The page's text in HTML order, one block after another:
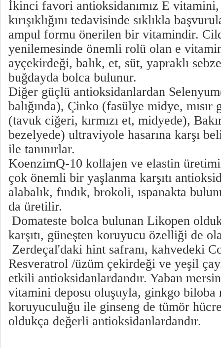
İkinci favori antioksidanımız E
kırışıklığını tedavisinde sıklıkla
ampul formu önerilen bir vitamindir.
yenilemesinde önemli rolü olan e
ayçekirdeği, balık, et, süt, yapraklı
buğdayda bolca bulunur.
Diğer güçlü antioksidanlardan
balığında), Çinko (fasülye midye,
(tavuk ciğeri, kırmızı et, midyede),
bezelyede) ultraviyole hasarına karşı
ile tanınırlar.
KoenzimQ-10 kollajen ve elastin
çok önemli bir yaşlanma karşıtı
alabalık, fındık, brokoli, ıspanakta
da üretilir.
Domateste bolca bulunan Likopen
karşıtı, güneşten koruyucu özelliği de
Zerdeçal'daki hint safranı, kahvedeki
Resveratrol /üzüm çekirdeği ve yeşil
etkili antioksidanlardandır. Yaban
vitamini deposu oluşuyla, ginkgo biloba
koruyuculuğu ile ginseng de tümör
oldukça değerli antioksidanlardandır.